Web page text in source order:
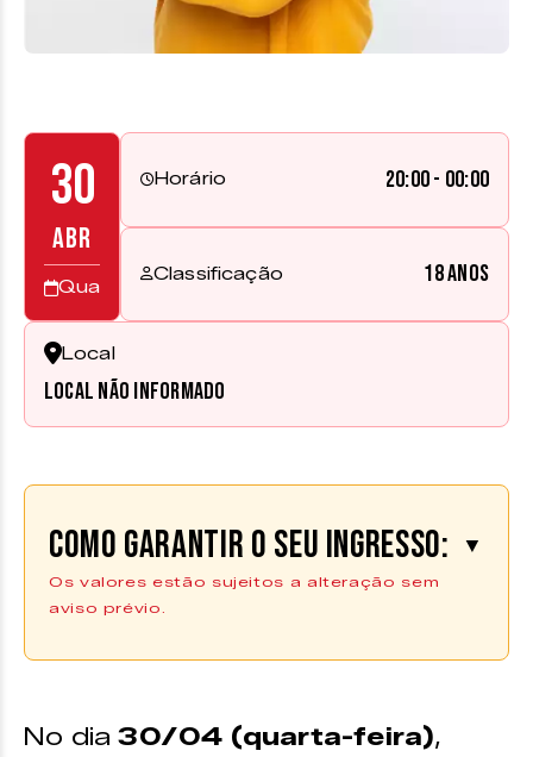
30
ABR
Qua
Horário 20:00 - 00:00
Classificação 18 anos
Local
Local não informado
Como garantir o seu ingresso: ▼
Os valores estão sujeitos a alteração sem
aviso prévio.
venda físico do Zine Cultural.
No dia30/04 (quarta-feira),